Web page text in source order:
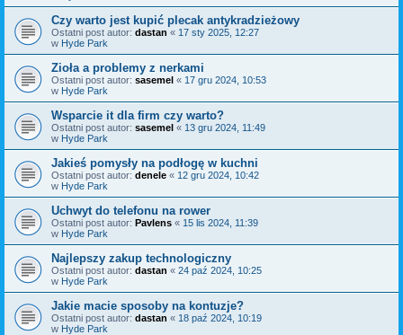
Czy warto jest kupić plecak antykradzieżowy
Ostatni post autor: dastan « 17 sty 2025, 12:27
w Hyde Park
Zioła a problemy z nerkami
Ostatni post autor: sasemel « 17 gru 2024, 10:53
w Hyde Park
Wsparcie it dla firm czy warto?
Ostatni post autor: sasemel « 13 gru 2024, 11:49
w Hyde Park
Jakieś pomysły na podłogę w kuchni
Ostatni post autor: denele « 12 gru 2024, 10:42
w Hyde Park
Uchwyt do telefonu na rower
Ostatni post autor: Pavlens « 15 lis 2024, 11:39
w Hyde Park
Najlepszy zakup technologiczny
Ostatni post autor: dastan « 24 paź 2024, 10:25
w Hyde Park
Jakie macie sposoby na kontuzje?
Ostatni post autor: dastan « 18 paź 2024, 10:19
w Hyde Park